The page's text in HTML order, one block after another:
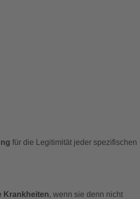
für die Legitimität jeder spezifischen
Krankheiten, wenn sie denn nicht